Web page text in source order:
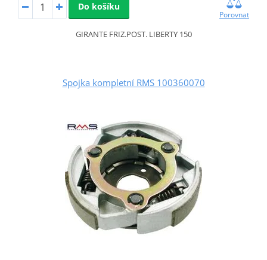
Do košíku
Porovnat
GIRANTE FRIZ.POST. LIBERTY 150
Spojka kompletní RMS 100360070